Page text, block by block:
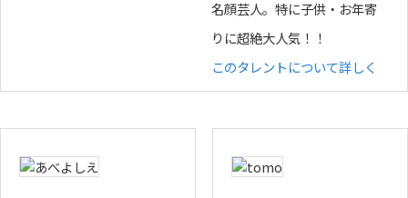
名顔芸人。特に子供・お年寄
りに超絶大人気！！
このタレントについて詳しく